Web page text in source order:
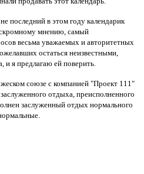
последний в этом году календарик
мнению, самый
весьма уважаемых и авторитетных
остаться неизвестными,
и я предлагаю ей поверить.
союзе с компанией "Проект 111"
отдыха, преисполненного
заслуженный отдых нормального